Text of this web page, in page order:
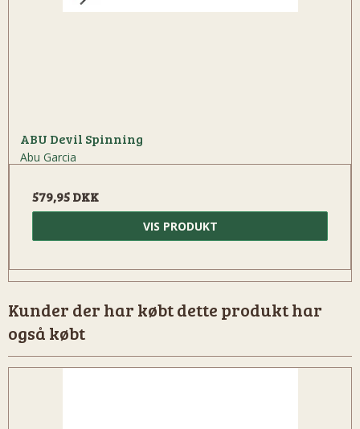
ABU Devil Spinning
Abu Garcia
579,95 DKK
VIS PRODUKT
Kunder der har købt dette produkt har
også købt